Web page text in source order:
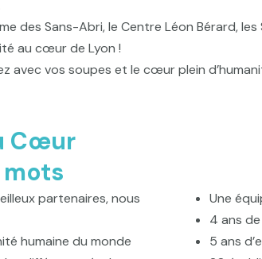
des Sans-Abri, le Centre Léon Bérard,
au cœur de Lyon !
avec vos soupes et le cœur plein
Cœur
partenaires, nous
humaine du monde
Une
4 ans
5 ans